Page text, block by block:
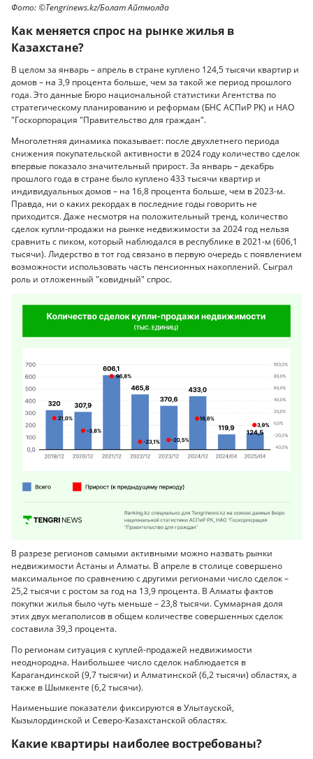
Фото: ©Tengrinews.kz/Болат Айтмолда
Как меняется спрос на рынке жилья в
Казахстане?
В целом за январь – апрель в стране куплено 124,5 тысячи квартир и
домов – на 3,9 процента больше, чем за такой же период прошлого
года. Это данные Бюро национальной статистики Агентства по
стратегическому планированию и реформам (БНС АСПиР РК) и НАО
"Госкорпорация "Правительство для граждан".
Многолетняя динамика показывает: после двухлетнего периода
снижения покупательской активности в 2024 году количество сделок
впервые показало значительный прирост. За январь – декабрь
прошлого года в стране было куплено 433 тысячи квартир и
индивидуальных домов – на 16,8 процента больше, чем в 2023-м.
Правда, ни о каких рекордах в последние годы говорить не
приходится. Даже несмотря на положительный тренд, количество
сделок купли-продажи на рынке недвижимости за 2024 год нельзя
сравнить с пиком, который наблюдался в республике в 2021-м (606,1
тысячи). Лидерство в тот год связано в первую очередь с появлением
возможности использовать часть пенсионных накоплений. Сыграл
роль и отложенный "ковидный" спрос.
В разрезе регионов самыми активными можно назвать рынки
недвижимости Астаны и Алматы. В апреле в столице совершено
максимальное по сравнению с другими регионами число сделок –
25,2 тысячи с ростом за год на 13,9 процента. В Алматы фактов
покупки жилья было чуть меньше – 23,8 тысячи. Суммарная доля
этих двух мегаполисов в общем количестве совершенных сделок
составила 39,3 процента.
По регионам ситуация с куплей-продажей недвижимости
неоднородна. Наибольшее число сделок наблюдается в
Карагандинской (9,7 тысячи) и Алматинской (6,2 тысячи) областях, а
также в Шымкенте (6,2 тысячи).
Наименьшие показатели фиксируются в Улытауской,
Кызылординской и Северо-Казахстанской областях.
Какие квартиры наиболее востребованы?